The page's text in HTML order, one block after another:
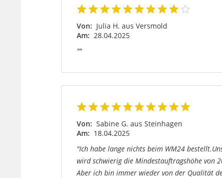
Von: Julia H. aus Versmold
Am: 28.04.2025
""
Von: Sabine G. aus Steinhagen
Am: 18.04.2025
"Ich habe lange nichts beim WM24
wird schwierig die Mindestauftragshöhe von
Aber ich bin immer wieder von der Qualität